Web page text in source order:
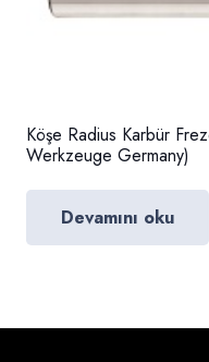
Köşe Radius Karbür
Werkzeuge Germany)
Devamını oku